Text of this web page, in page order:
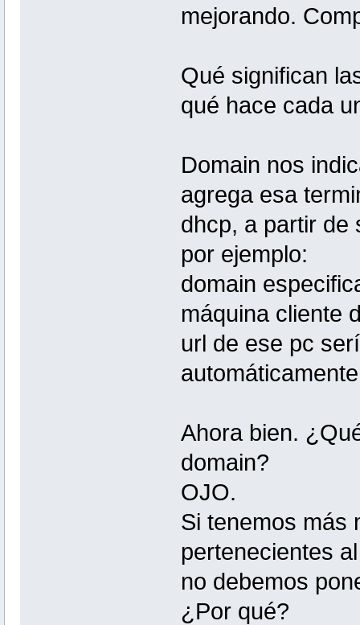
mejorando.
Qué significan
qué hace cada
Domain nos
agrega esa
dhcp, a partir de
por ejemplo:
domain
máquina cliente
url de ese pc
Ahora bien.
domain?
OJO.
Si tenemos más
pertenecientes
no debemos
¿Por qué?